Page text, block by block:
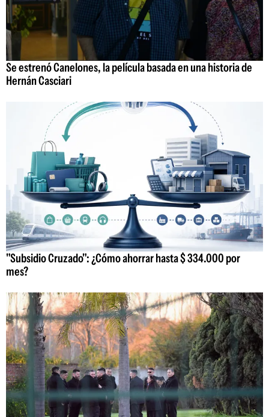
Se estrenó Canelones, la película basada en una historia de
Hernán Casciari
"Subsidio Cruzado": ¿Cómo ahorrar hasta $ 334.000 por
mes?